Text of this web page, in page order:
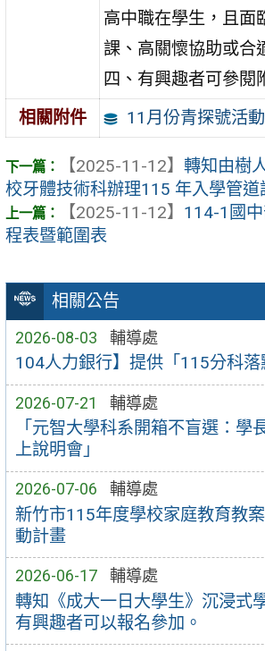
相關公告
2026-08-03 輔導處
104人力銀行】提供「115分科落
2026-07-21 輔導處
「元智大學科系開箱不盲選：學
上說明會」
2026-07-06 輔導處
新竹市115年度學校家庭教育教
動計畫
2026-06-17 輔導處
轉知《成大一日大學生》沉浸式
有興趣者可以報名參加。
高中職在學生，且面
課、高關懷協助或合
四、有興趣者可參閱
相關附件
11月份青探號活
【2025-11-12】 轉知由樹
校牙體技術科辦理115 年入學管道
【2025-11-12】 114-1國
程表暨範圍表